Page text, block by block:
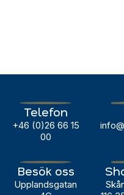
Telefon
+46 (0)26 66 15
00
Besök oss
Upplandsgatan